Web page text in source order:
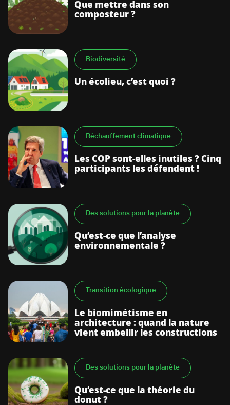
Que mettre dans son
composteur ?
Biodiversité
Un écolieu, c’est quoi ?
Réchauffement climatique
Les COP sont-elles inutiles ? Cinq
participants les défendent !
Des solutions pour la planète
Qu’est-ce que l’analyse
environnementale ?
Transition écologique
Le biomimétisme en
architecture : quand la nature
vient embellir les constructions
Des solutions pour la planète
Qu’est-ce que la théorie du
donut ?